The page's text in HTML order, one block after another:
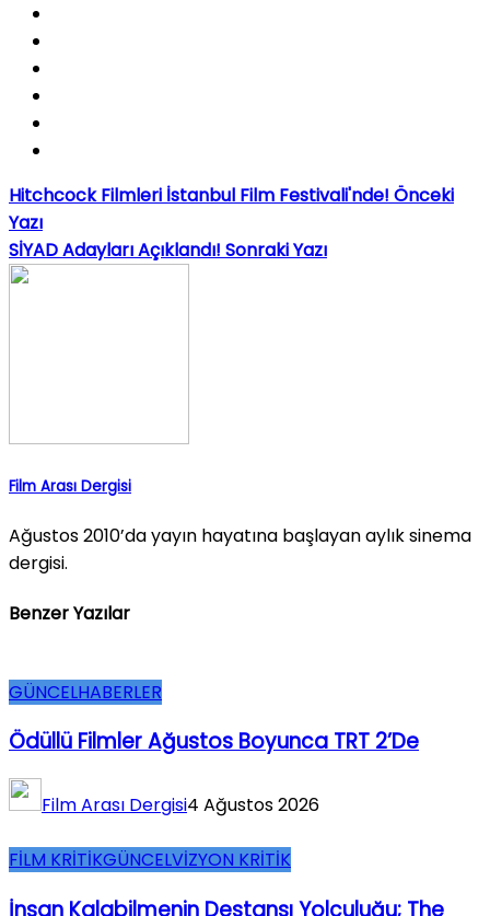
Hitchcock Filmleri İstanbul Film Festivali'nde! Önceki
Yazı
SİYAD Adayları Açıklandı! Sonraki Yazı
Film Arası Dergisi
Ağustos 2010’da yayın hayatına başlayan aylık sinema
dergisi.
Benzer Yazılar
GÜNCELHABERLER
Ödüllü Filmler Ağustos Boyunca TRT 2’de
Film Arası Dergisi4 Ağustos 2026
FİLM KRİTİKGÜNCELVİZYON KRİTİK
İnsan Kalabilmenin Destansı Yolculuğu; The